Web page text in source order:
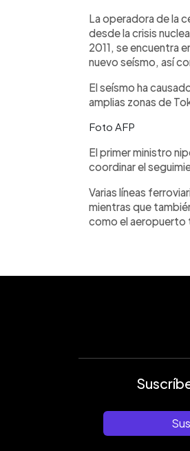
La operadora de la
desde la crisis
2011, se encuentra
nuevo seísmo, así
El seísmo ha
amplias zonas de
Foto AFP
El primer ministro
coordinar el
Varias líneas
mientras que
como el aeropuerto